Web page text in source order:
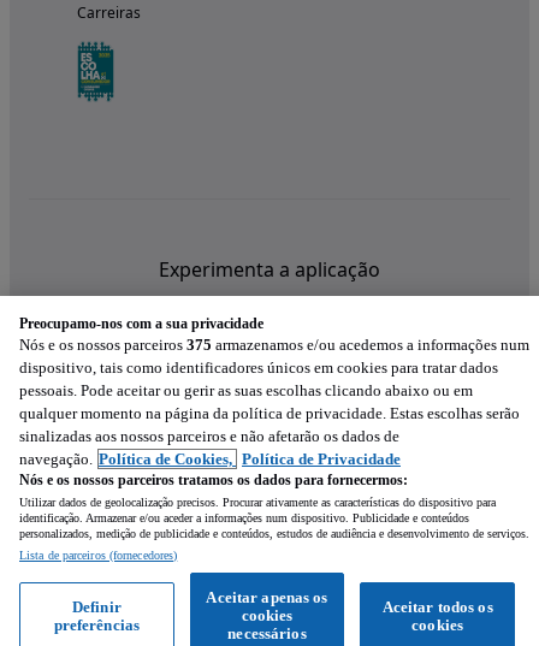
Ligar WhatsApp
Carreiras
Experimenta a aplicação
Preocupamo-nos com a sua privacidade
Nós e os nossos parceiros 375 armazenamos e/ou acedemos a informações num
dispositivo, tais como identificadores únicos em cookies para tratar dados
pessoais. Pode aceitar ou gerir as suas escolhas clicando abaixo ou em
qualquer momento na página da política de privacidade. Estas escolhas serão
sinalizadas aos nossos parceiros e não afetarão os dados de
navegação. Política de Cookies, Política de Privacidade
Nós e os nossos parceiros tratamos os dados para fornecermos:
Utilizar dados de geolocalização precisos. Procurar ativamente as características do dispositivo para
identificação. Armazenar e/ou aceder a informações num dispositivo. Publicidade e conteúdos
personalizados, medição de publicidade e conteúdos, estudos de audiência e desenvolvimento de serviços.
Lista de parceiros (fornecedores)
Aceitar todos os
cookies
Aceitar apenas os
cookies
necessários
Definir
preferências